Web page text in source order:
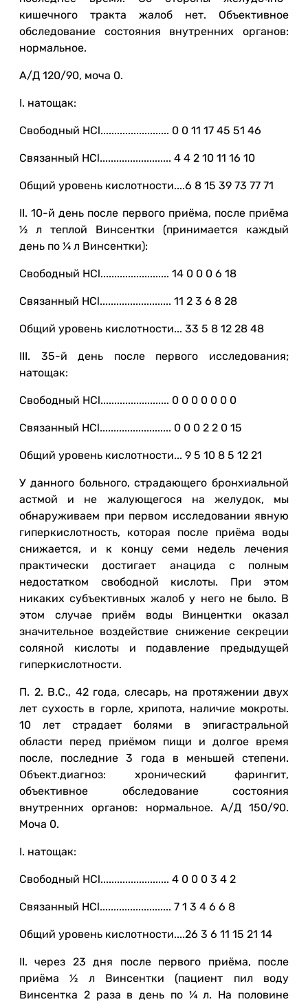
кишечного тракта жалоб нет. Объективное
обследование состояния внутренних органов:
нормальное.
А/Д 120/90, моча 0.
I. натощак:
Свободный HCl......................... 0 0 11 17 45 51 46
Связанный HCl.......................... 4 4 2 10 11 16 10
Общий уровень кислотности....6 8 15 39 73 77 71
II. 10-й день после первого приёма, после приёма
½ л теплой Винсентки (принимается каждый
день по ¼ л Винсентки):
Свободный HCl......................... 14 0 0 0 6 18
Связанный HCl.......................... 11 2 3 6 8 28
Общий уровень кислотности... 33 5 8 12 28 48
III. 35-й день после первого исследования;
натощак:
Свободный HCl......................... 0 0 0 0 0 0 0
Связанный HCl.......................... 0 0 0 2 2 0 15
Общий уровень кислотности... 9 5 10 8 5 12 21
У данного больного, страдающего бронхиальной
астмой и не жалующегося на желудок, мы
обнаруживаем при первом исследовании явную
гиперкислотность, которая после приёма воды
снижается, и к концу семи недель лечения
практически достигает анацида с полным
недостатком свободной кислоты. При этом
никаких субъективных жалоб у него не было. В
этом случае приём воды Винцентки оказал
значительное воздействие снижение секреции
соляной кислоты и подавление предыдущей
гиперкислотности.
П. 2. В.С., 42 года, слесарь, на протяжении двух
лет сухость в горле, хрипота, наличие мокроты.
10 лет страдает болями в эпигастральной
области перед приёмом пищи и долгое время
после, последние 3 года в меньшей степени.
Объект.диагноз: хронический фарингит,
объективное обследование состояния
внутренних органов: нормальное. А/Д 150/90.
Моча 0.
I. натощак:
Свободный HCl......................... 4 0 0 0 3 4 2
Связанный HCl.......................... 7 1 3 4 6 6 8
Общий уровень кислотности....26 3 6 11 15 21 14
II. через 23 дня после первого приёма, после
приёма ½ л Винсентки (пациент пил воду
Винсентка 2 раза в день по ¼ л. На половине